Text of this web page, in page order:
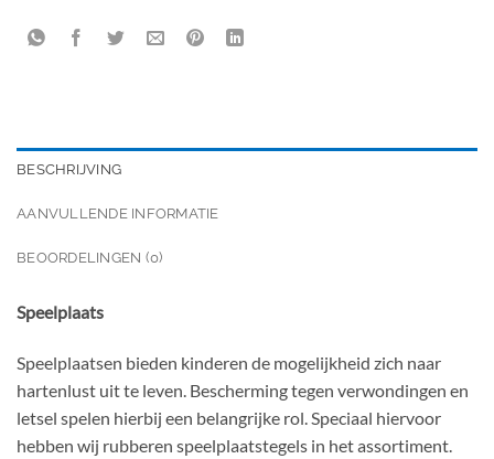
BESCHRIJVING
AANVULLENDE INFORMATIE
BEOORDELINGEN (0)
Speelplaats
Speelplaatsen bieden kinderen de mogelijkheid zich naar
hartenlust uit te leven. Bescherming tegen verwondingen en
letsel spelen hierbij een belangrijke rol. Speciaal hiervoor
hebben wij rubberen speelplaatstegels in het assortiment.